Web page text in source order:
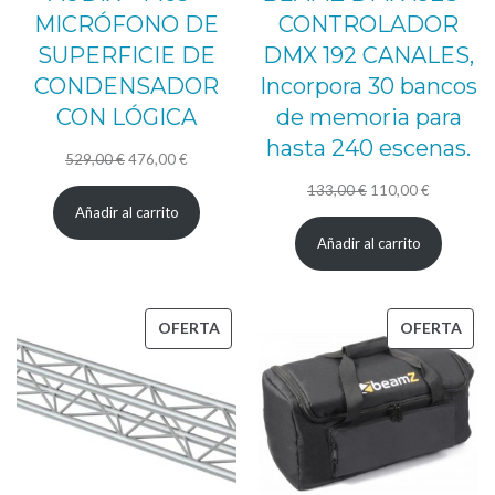
MICRÓFONO DE
SUPERFICIE DE
CONDENSADOR
CON LÓGICA
529,00€El
precio
original
476,00€
precio
actual
Añadir al carrito
CONTROLADOR
DMX 192 CANALES,
Incorpora 30 bancos
de memoria para
hasta 240 escenas.
133,00€ El
precio
original
133,00 €.
110,00€
precio
actual
110,00 €.
Añadir al carrito
OFERTAPRODUCTO
OFERTA
OFERTA
EN